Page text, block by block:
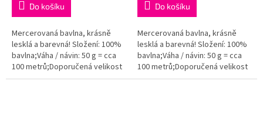
Do košíku
Mercerovaná bavlna, krásně
lesklá a barevná! Složení: 100%
bavlna;Váha / návin: 50 g = cca
100 metrů;Doporučená velikost
jehlic / háčku: 4 mm. Instagram:...
Do košíku
Mercerovaná bavlna, krásně
lesklá a barevná! Složení: 100%
bavlna;Váha / návin: 50 g = cca
100 metrů;Doporučená velikost
jehlic / háčku: 4 mm. Instagram:...